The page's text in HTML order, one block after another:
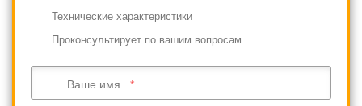
Технические характеристики
Проконсультирует по вашим вопросам
Ваше имя...